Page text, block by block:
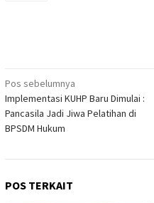
Navigasi
pos
Pos sebelumnya
Implementasi KUHP Baru Dimulai :
Pancasila Jadi Jiwa Pelatihan di
BPSDM Hukum
POS TERKAIT